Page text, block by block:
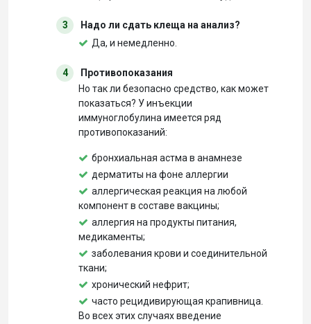
3
Надо ли сдать клеща на анализ?
Да, и немедленно.
4
Противопоказания
Но так ли безопасно средство, как может
показаться? У инъекции
иммуноглобулина имеется ряд
противопоказаний:
бронхиальная астма в анамнезе
дерматиты на фоне аллергии
аллергическая реакция на любой
компонент в составе вакцины;
аллергия на продукты питания,
медикаменты;
заболевания крови и соединительной
ткани;
хронический нефрит;
часто рецидивирующая крапивница.
Во всех этих случаях введение